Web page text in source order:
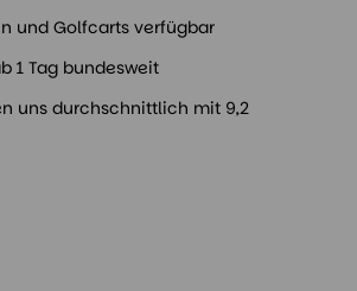
und Golfcarts verfügbar
1 Tag bundesweit
uns durchschnittlich mit 9,2